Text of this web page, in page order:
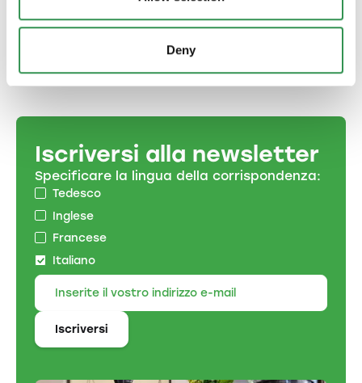
Deny
vostra attività insieme ai soci.
Iscriversi alla newsletter
Specificare la lingua della corrispondenza:
Tedesco
Inglese
Francese
Italiano